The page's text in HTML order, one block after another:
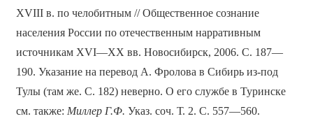
XVIII в. по челобитным // Общественное сознание
населения России по отечественным нарративным
источникам XVI—XX вв. Новосибирск, 2006. С. 187—
190. Указание на перевод А. Фролова в Сибирь из-под
Тулы (там же. С. 182) неверно. О его службе в Туринске
см. также: Миллер Г.Ф. Указ. соч. Т. 2. С. 557—560.